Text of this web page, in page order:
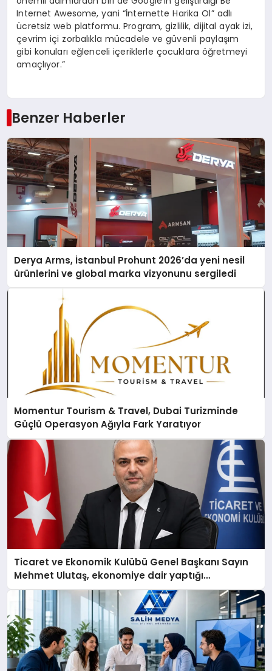
Internet Awesome, yani “İnternette Harika Ol” adlı
ücretsiz web platformu. Program, gizlilik, dijital ayak izi,
çevrim içi zorbalıkla mücadele ve güvenli paylaşım
gibi konuları eğlenceli içeriklerle çocuklara öğretmeyi
amaçlıyor.”
Benzer Haberler
Derya Arms, İstanbul Prohunt 2026’da yeni nesil
ürünlerini ve global marka vizyonunu sergiledi
Momentur Tourism & Travel, Dubai Turizminde
Güçlü Operasyon Ağıyla Fark Yaratıyor
Ticaret ve Ekonomik Kulübü Genel Başkanı Sayın
Mehmet Ulutaş, ekonomiye dair yaptığı
açıklamada şunları kaydetti: